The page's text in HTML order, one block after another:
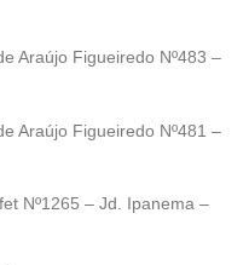
Araújo Figueiredo Nº483 –
Araújo Figueiredo Nº481 –
Nº1265 – Jd. Ipanema –